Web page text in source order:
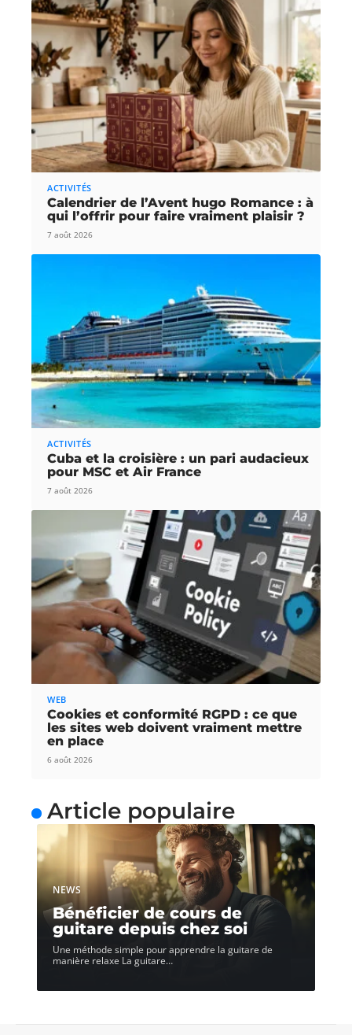
ACTIVITÉS
Calendrier de l’Avent hugo Romance : à
qui l’offrir pour faire vraiment plaisir ?
7 août 2026
ACTIVITÉS
Cuba et la croisière : un pari audacieux
pour MSC et Air France
7 août 2026
WEB
Cookies et conformité RGPD : ce que
les sites web doivent vraiment mettre
en place
6 août 2026
Article populaire
NEWS
Bénéficier de cours de
guitare depuis chez soi
Une méthode simple pour apprendre la guitare de
manière relaxe La guitare…